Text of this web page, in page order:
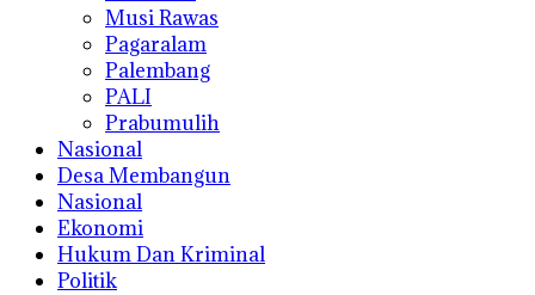
Musi Rawas
Pagaralam
Palembang
PALI
Prabumulih
Nasional
Desa Membangun
Nasional
Ekonomi
Hukum Dan Kriminal
Politik